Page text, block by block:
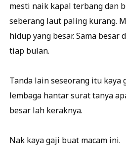
mesti naik kapal terbang dan
seberang laut paling kurang.
hidup yang besar. Sama besar
tiap bulan.
Tanda lain seseorang itu kaya
lembaga hantar surat tanya
besar lah keraknya.
Nak kaya gaji buat macam ini.